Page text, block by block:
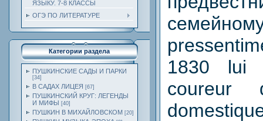
ЯЗЫКУ. 7-8 КЛАССЫ
ОГЭ ПО ЛИТЕРАТУРЕ
Категории раздела
ПУШКИНСКИЕ САДЫ И ПАРКИ
[34]
В САДАХ ЛИЦЕЯ [67]
ПУШКИНСКИЙ КРУГ: ЛЕГЕНДЫ
И МИФЫ [40]
ПУШКИН В МИХАЙЛОВСКОМ [20]
1830 lui
coureur